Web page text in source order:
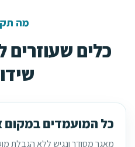
מה
כלים שעוזרים
כל המועמדים
מאגר מסודר ונגיש ללא הגבלת